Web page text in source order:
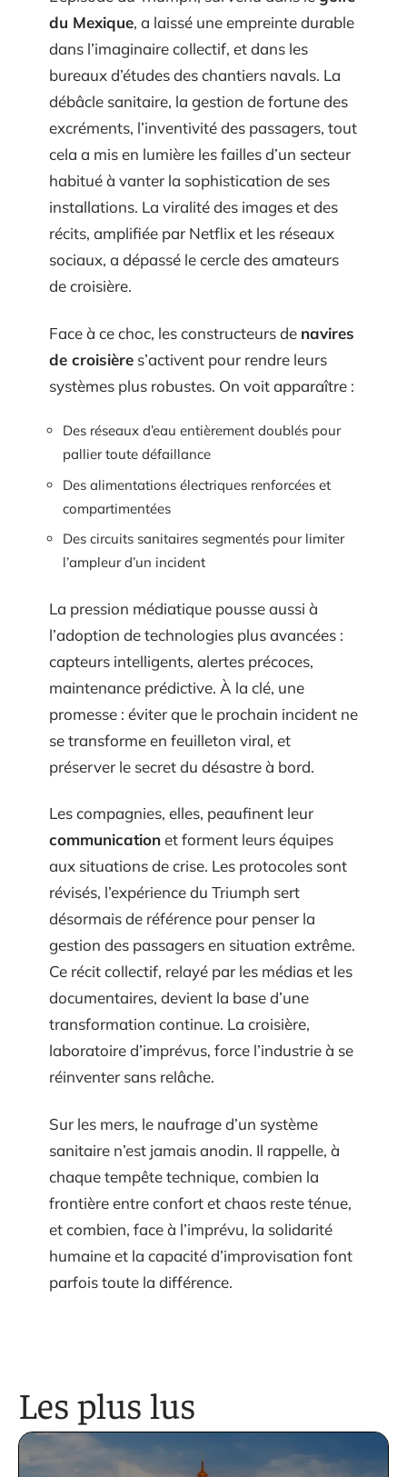
du Mexique, a laissé une empreinte durable
dans l’imaginaire collectif, et dans les
bureaux d’études des chantiers navals. La
débâcle sanitaire, la gestion de fortune des
excréments, l’inventivité des passagers, tout
cela a mis en lumière les failles d’un secteur
habitué à vanter la sophistication de ses
installations. La viralité des images et des
récits, amplifiée par Netflix et les réseaux
sociaux, a dépassé le cercle des amateurs
de croisière.
Face à ce choc, les constructeurs de navires
de croisière s’activent pour rendre leurs
systèmes plus robustes. On voit apparaître :
Des réseaux d’eau entièrement doublés pour
pallier toute défaillance
Des alimentations électriques renforcées et
compartimentées
Des circuits sanitaires segmentés pour limiter
l’ampleur d’un incident
La pression médiatique pousse aussi à
l’adoption de technologies plus avancées :
capteurs intelligents, alertes précoces,
maintenance prédictive. À la clé, une
promesse : éviter que le prochain incident ne
se transforme en feuilleton viral, et
préserver le secret du désastre à bord.
Les compagnies, elles, peaufinent leur
communicationet forment leurs équipes
aux situations de crise. Les protocoles sont
révisés, l’expérience du Triumph sert
désormais de référence pour penser la
gestion des passagers en situation extrême.
Ce récit collectif, relayé par les médias et les
documentaires, devient la base d’une
transformation continue. La croisière,
laboratoire d’imprévus, force l’industrie à se
réinventer sans relâche.
Sur les mers, le naufrage d’un système
sanitaire n’est jamais anodin. Il rappelle, à
chaque tempête technique, combien la
frontière entre confort et chaos reste ténue,
et combien, face à l’imprévu, la solidarité
humaine et la capacité d’improvisation font
parfois toute la différence.
Les plus lus